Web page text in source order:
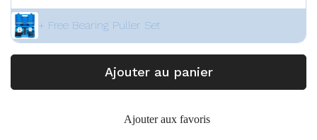
+ Free Bearing Puller Set
Ajouter au panier
Ajouter aux favoris